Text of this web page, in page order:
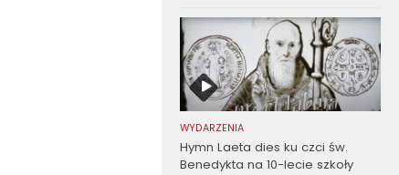
WYDARZENIA
Hymn Laeta dies ku czci św.
Benedykta na 10-lecie szkoły